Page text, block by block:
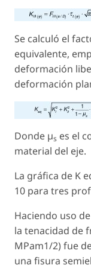
Se calculó el
equivalente,
deformación
deformación
Donde µs es el
material del eje.
La gráfica de K
10 para tres
Haciendo uso
la tenacidad de
MPam1/2) fue
una fisura